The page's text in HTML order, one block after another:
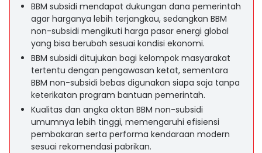
BBM subsidi mendapat dukungan dana pemerintah
agar harganya lebih terjangkau, sedangkan BBM
non-subsidi mengikuti harga pasar energi global
yang bisa berubah sesuai kondisi ekonomi.
BBM subsidi ditujukan bagi kelompok masyarakat
tertentu dengan pengawasan ketat, sementara
BBM non-subsidi bebas digunakan siapa saja tanpa
keterikatan program bantuan pemerintah.
Kualitas dan angka oktan BBM non-subsidi
umumnya lebih tinggi, memengaruhi efisiensi
pembakaran serta performa kendaraan modern
sesuai rekomendasi pabrikan.